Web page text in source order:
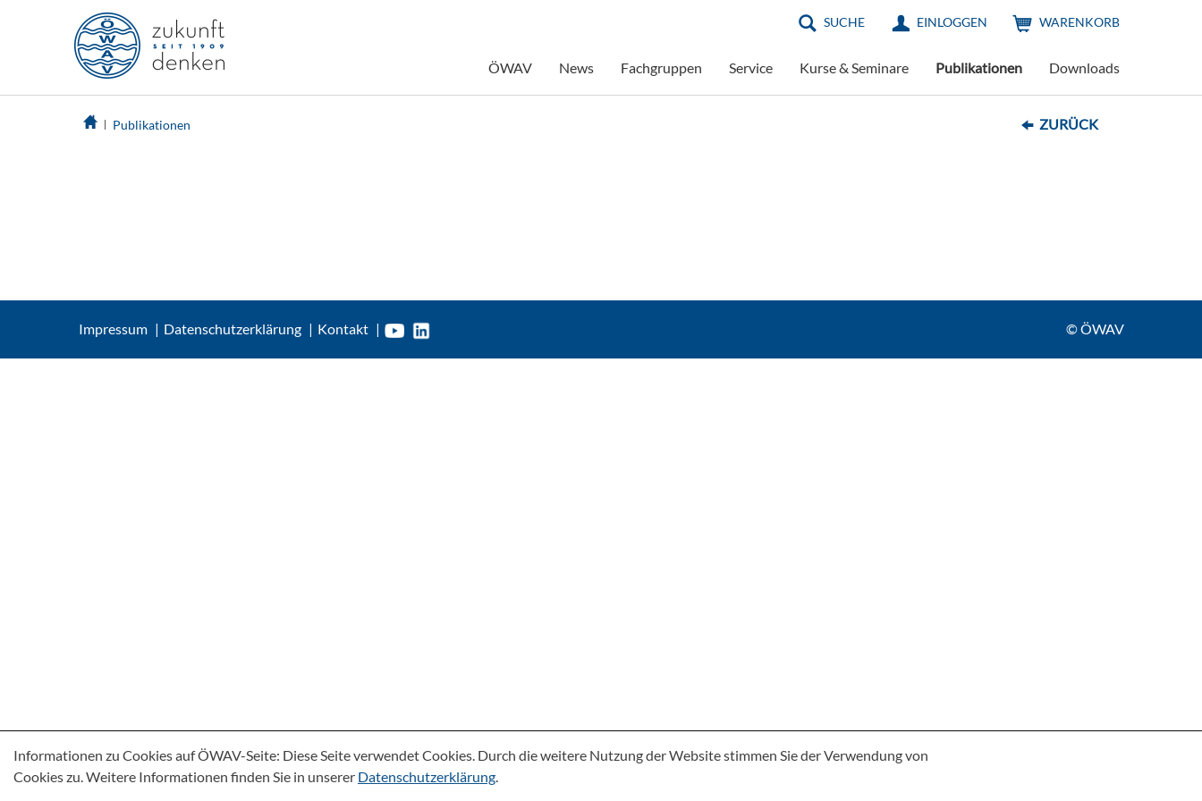
SUCHE EINLOGGEN WARENKORB
ÖWAV News Fachgruppen Service Kurse & Seminare Publikationen Downloads
Publikationen ZURÜCK
Impressum Datenschutzerklärung Kontakt © ÖWAV
Informationen zu Cookies auf ÖWAV-Seite: Diese Seite verwendet Cookies. Durch die weitere Nutzung der Website stimmen Sie der Verwendung von
Cookies zu. Weitere Informationen finden Sie in unserer Datenschutzerklärung.